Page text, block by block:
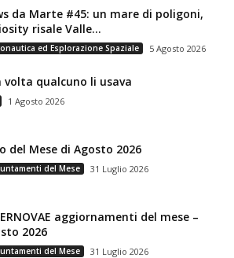
da Marte #45: un mare di poligoni,
risale Valle...
ed Esplorazione Spaziale 5 Agosto 2026
volta qualcuno li usava
1 Agosto 2026
del Mese di Agosto 2026
del Mese 31 Luglio 2026
aggiornamenti del mese –
2026
del Mese 31 Luglio 2026